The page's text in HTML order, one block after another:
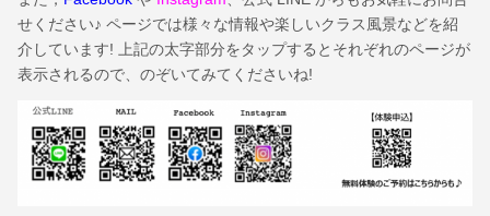
せください♪ ページでは様々な情報や楽しいクラス風景などを紹
介しています! 上記の太字部分をタップするとそれぞれのページが
表示されるので、のぞいてみてくださいね!